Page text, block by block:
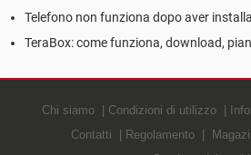
Telefono non funziona dopo aver
TeraBox: come funziona, download,
Chi siamo Condizioni di utilizzo
Contatti
Regolamento